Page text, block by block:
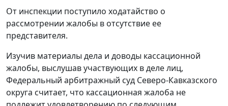
От инспекции поступило ходатайство о
рассмотрении жалобы в отсутствие ее
представителя.
Изучив материалы дела и доводы кассационной
жалобы, выслушав участвующих в деле лиц,
Федеральный арбитражный суд Северо-Кавказского
округа считает, что кассационная жалоба не